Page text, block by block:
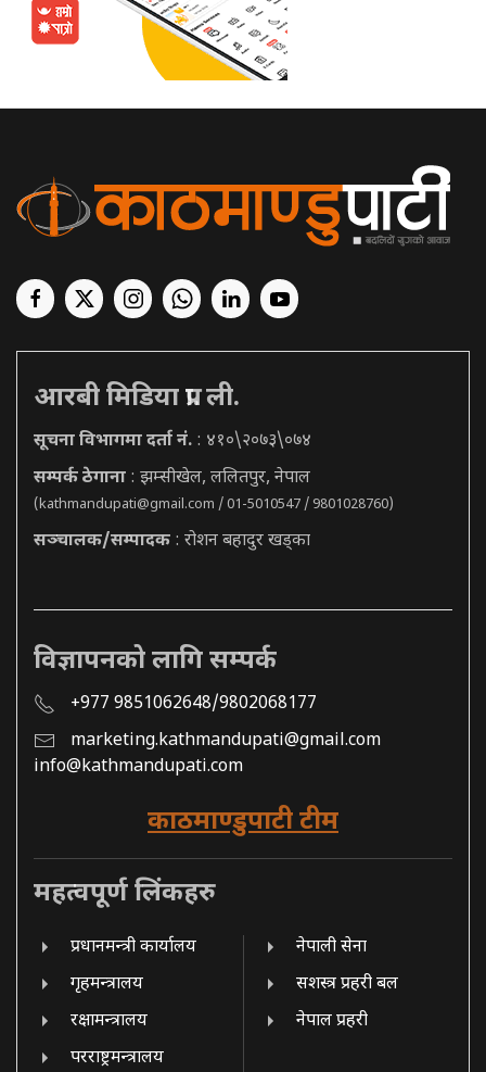
आरबी मिडिया प्रा. ली.
सूचना विभागमा दर्ता नं. : ४१०\२०७३\०७४
सम्पर्क ठेगाना : झम्सीखेल, ललितपुर, नेपाल
(kathmandupati@gmail.com / 01-5010547 / 9801028760)
सञ्चालक/सम्पादक : रोशन बहादुर खड्का
विज्ञापनको लागि सम्पर्क
+977 9851062648/9802068177
marketing.kathmandupati@gmail.com
info@kathmandupati.com
काठमाण्डुपाटी टीम
महत्वपूर्ण लिंकहरु
प्रधानमन्त्री कार्यालय
गृहमन्त्रालय
रक्षामन्त्रालय
परराष्ट्रमन्त्रालय
नेपाली सेना
सशस्त्र प्रहरी बल
नेपाल प्रहरी